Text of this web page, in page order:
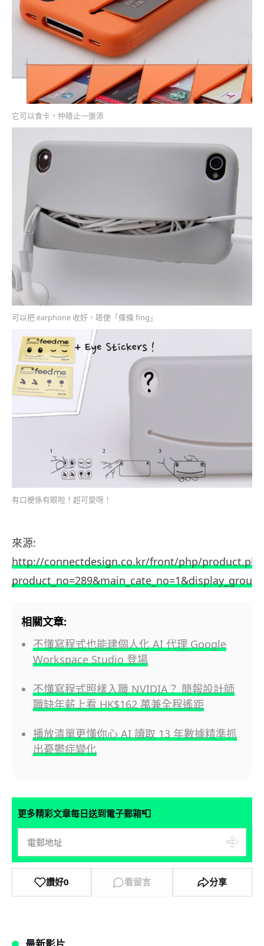
它可以食卡，仲唔止一張添
可以把 earphone 收好，唔使「條條 fing」
有口梗係有眼啦！超可愛呀！
來源:
http://connectdesign.co.kr/front/php/
相關文章:
不懂寫程式也能建個人化 AI 代理 Google
Workspace Studio 登場
不懂寫程式照樣入職 NVIDIA？ 簡報設計師
職缺年薪上看 HK$162 萬兼全程遙距
播放清單更懂你心 AI 讀取 13 年數據精準抓
出憂鬱症變化
更多精彩文章每日送到電子郵箱📮
讚好0 看留言 分享